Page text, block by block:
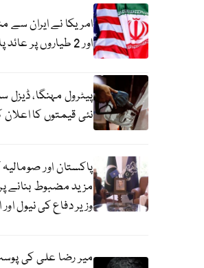
اور 2 طیاروں پر عائد پابندیاں ختم کر دیں
پیٹرول مہنگا،
نئی قیمتوں کا اعلان
پاکستان اور
مزید مضبوط بنانے
وزیر دفاع کی نیول اور
میر رضا علی کی